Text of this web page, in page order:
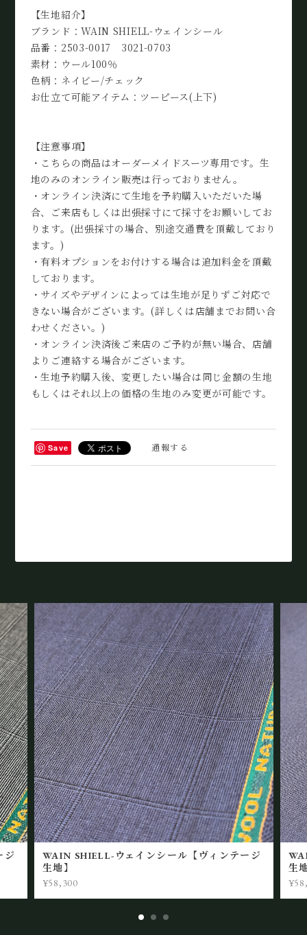
【生地紹介】
ブランド：WAIN SHIELL-ウェインシール
品番：2503-0017 3021-0703
素材：ウール100％
色柄：ネイビー/チェック
お仕立て可能アイテム：ツーピース(上下)
【注意事項】
・こちらの商品はオーダーメイドスーツ専用です。生
地のみのオンライン販売は行っておりません。
・オンライン決済にて生地を予約購入いただいた場
合、ご来店もしくは出張採寸にて採寸をお願いしてお
ります。(出張採寸の場合、別途交通費を頂戴しており
ます。)
・有料オプションをお付けする場合は追加料金を頂戴
しております。
・サイズやデザインによっては生地が足りずご対応で
きない場合がございます。(詳しくは店舗までお問い合
わせください。)
・オンライン決済後ご来店のご予約が無い場合、店舗
よりご連絡する場合がございます。
・生地予約購入後、変更したい場合は同じ金額の生地
もしくはそれ以上の価格の生地のみ変更が可能です。
Save 通報する
ジ
WAIN SHIELL-ウェインシール【ヴィンテージ
生地】
¥58,300
生